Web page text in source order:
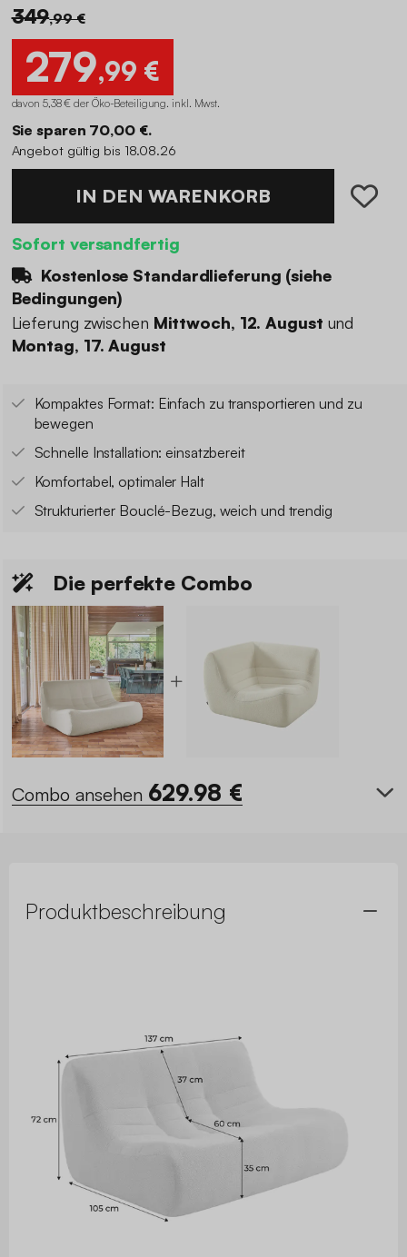
349,99 €
279,99 €
davon 5,38 € der Öko-Beteiligung. inkl. Mwst.
Sie sparen 70,00 €.
Angebot gültig bis 18.08.26
IN DEN WARENKORB
Sofort versandfertig
Kostenlose Standardlieferung (siehe
Bedingungen)
Lieferung zwischen Mittwoch, 12. August und
Montag, 17. August
Kompaktes Format: Einfach zu transportieren und zu
bewegen
Schnelle Installation: einsatzbereit
Komfortabel, optimaler Halt
Strukturierter Bouclé-Bezug, weich und trendig
Die perfekte Combo
Combo ansehen 629.98 €
Produktbeschreibung